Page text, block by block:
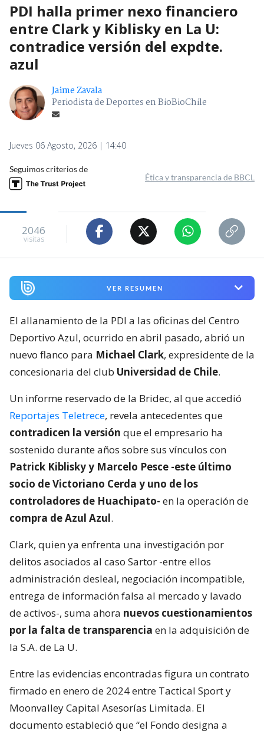
PDI halla primer nexo financiero
entre Clark y Kiblisky en La U:
contradice versión del expdte.
azul
Jaime Zavala
Periodista de Deportes en BioBioChile
Jueves 06 Agosto, 2026 | 14:40
Seguimos criterios de
Ética y transparencia de BBCL
2046
visitas
VER RESUMEN
El allanamiento de la PDI a las oficinas del Centro
Deportivo Azul, ocurrido en abril pasado, abrió un
nuevo flanco para Michael Clark, expresidente de la
concesionaria del club Universidad de Chile.
Un informe reservado de la Bridec, al que accedió
Reportajes Teletrece, revela antecedentes que
contradicen la versión que el empresario ha
sostenido durante años sobre sus vínculos con
Patrick Kiblisky y Marcelo Pesce -este último
socio de Victoriano Cerda y uno de los
controladores de Huachipato- en la operación de
compra de Azul Azul.
Clark, quien ya enfrenta una investigación por
delitos asociados al caso Sartor -entre ellos
administración desleal, negociación incompatible,
entrega de información falsa al mercado y lavado
de activos-, suma ahora nuevos cuestionamientos
por la falta de transparencia en la adquisición de
la S.A. de La U.
Entre las evidencias encontradas figura un contrato
firmado en enero de 2024 entre Tactical Sport y
Moonvalley Capital Asesorías Limitada. El
documento estableció que “el Fondo designa a